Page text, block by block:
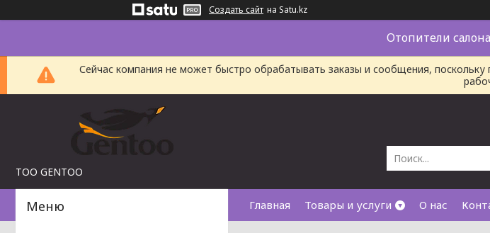
Создать сайт на Satu.kz
Отопители салона
Сейчас компания не может быстро обрабатывать заказы и сообщения,
TOO GENTOO
Главная Товары и услуги О нас